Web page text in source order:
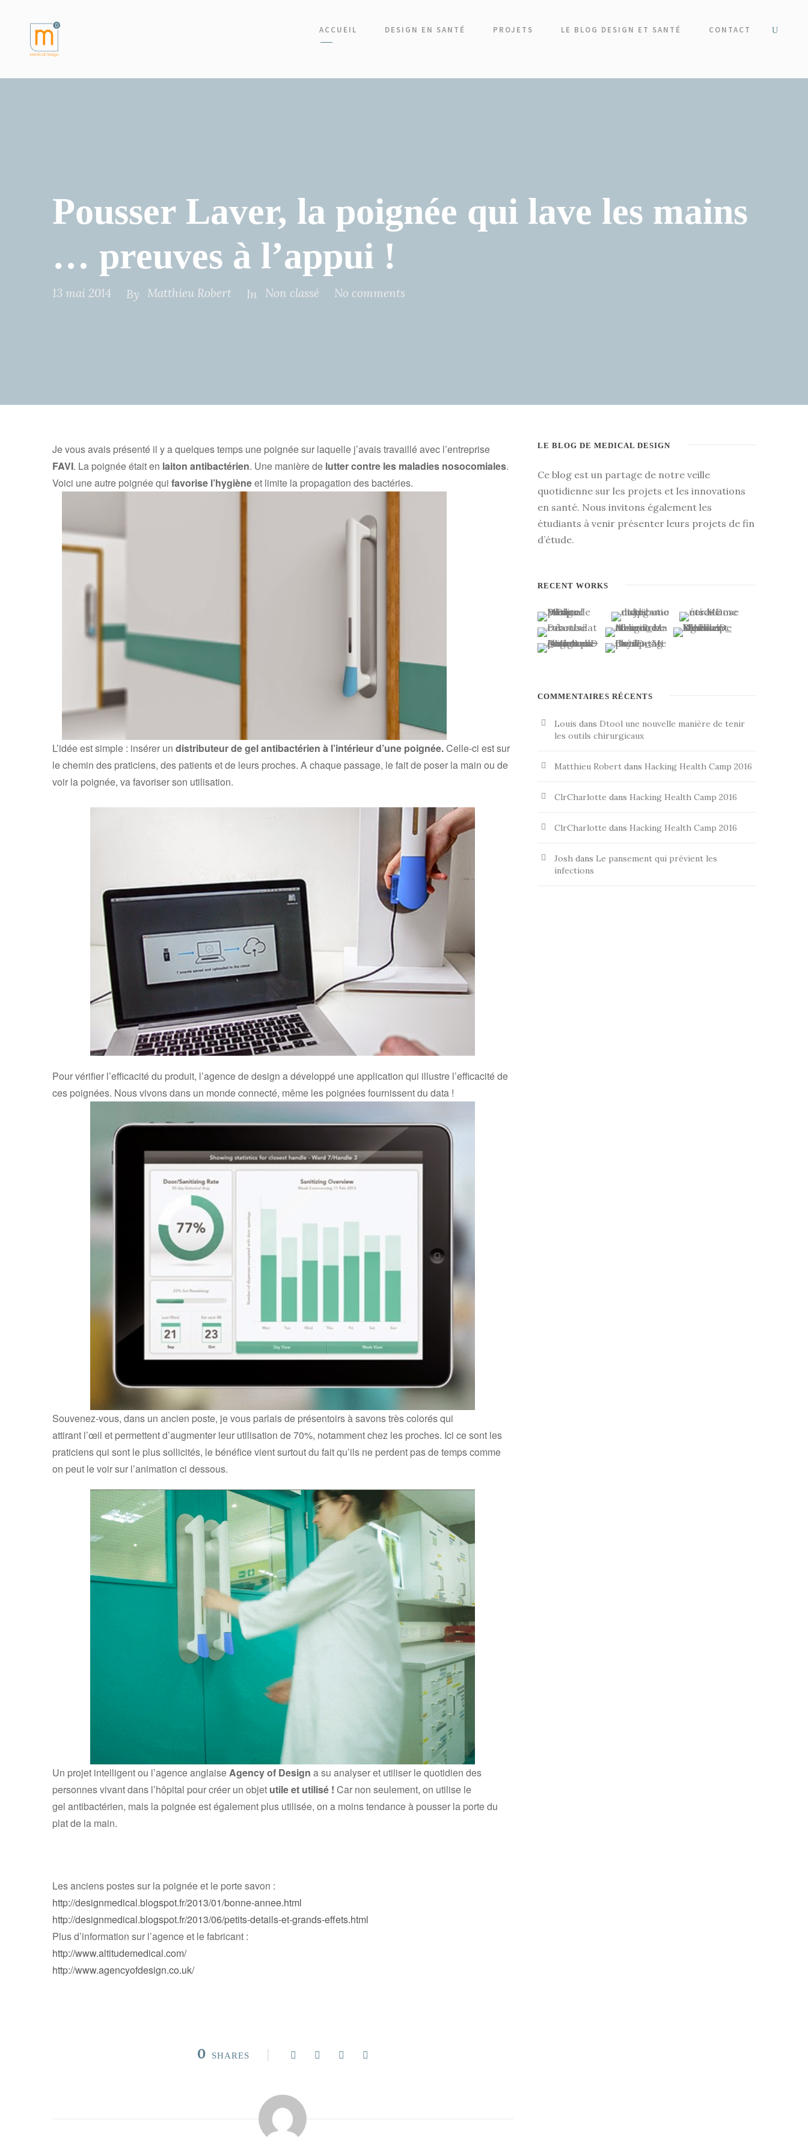
ACCUEIL DESIGN EN SANTÉ PROJETS LE BLOG DESIGN ET SANTÉ CONTACT
Pousser Laver, la poignée qui lave les mains
… preuves à l’appui !
13 mai 2014 By Matthieu Robert In Non classé No comments
Je vous avais présenté il y a quelques temps une poignée sur laquelle j’avais travaillé avec l’entreprise
FAVI. La poignée était en laiton antibactérien. Une manière de lutter contre les maladies nosocomiales.
Voici une autre poignée qui favorise l’hygièneet limite la propagation des bactéries.
L’idée est simple : insérer un distributeur de gel antibactérien à l’intérieur d’une poignée.Celle-ci est sur
le chemin des praticiens, des patients et de leurs proches. A chaque passage, le fait de poser la main ou de
voir la poignée, va favoriser son utilisation.
Pour vérifier l’efficacité du produit, l’agence de design a développé une application qui illustre l’efficacité de
ces poignées. Nous vivons dans un monde connecté, même les poignées fournissent du data !
Souvenez-vous, dans un ancien poste, je vous parlais de présentoirs à savons très colorés qui
attirant l’œil et permettent d’augmenter leur utilisation de 70%, notamment chez les proches. Ici ce sont les
praticiens qui sont le plus sollicités, le bénéfice vient surtout du fait qu’ils ne perdent pas de temps comme
on peut le voir sur l’animation ci dessous.
Un projet intelligent ou l’agence anglaiseAgency of Design a su analyser et utiliser le quotidien des
personnes vivant dans l’hôpital pour créer un objet utile et utilisé ! Car non seulement, on utilise le
gel antibactérien, mais la poignée est également plus utilisée, on a moins tendance à pousser la porte du
plat de la main.
Les anciens postes sur la poignée et le porte savon :
http://designmedical.blogspot.fr/2013/01/bonne-annee.html
http://designmedical.blogspot.fr/2013/06/petits-details-et-grands-effets.html
Plus d’information sur l’agence et le fabricant :
http://www.altitudemedical.com/
http://www.agencyofdesign.co.uk/
0 SHARES
LE BLOG DE MEDICAL DESIGN
Ce blog est un partage de notre veille
quotidienne sur les projets et les innovations
en santé. Nous invitons également les
étudiants à venir présenter leurs projets de fin
d’étude.
RECENT WORKS
COMMENTAIRES RÉCENTS
Louis dans Dtool une nouvelle manière de tenir
les outils chirurgicaux
Matthieu Robertdans Hacking Health Camp 2016
ClrCharlotte dans Hacking Health Camp 2016
ClrCharlotte dans Hacking Health Camp 2016
Joshdans Le pansement qui prévient les
infections